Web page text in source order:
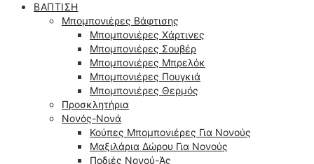
ΒΆΠΤΙΣΗ
Μπομπονιέρες Βάφτισης
Μπομπονιέρες Χάρτινες
Μπομπονιέρες Σουβέρ
Μπομπονιέρες Μπρελόκ
Μπομπονιέρες Πουγκιά
Μπομπονιέρες Θερμός
Προσκλητήρια
Νονός-Νονά
Κούπες Μπομπονιέρες Για Νονούς
Μαξιλάρια Δώρου Για Νονούς
Ποδιές Νονού-Άς